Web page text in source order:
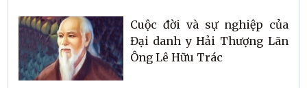
Cuộc đời và sự nghiệp của
Đại danh y Hải Thượng Lãn
Ông Lê Hữu Trác